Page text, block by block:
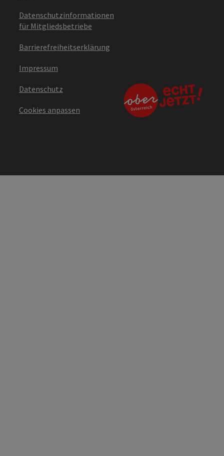
Datenschutzinformationen
für Mitgliedsbetriebe
Barrierefreiheitserklärung
Impressum
Datenschutz
Cookies anpassen